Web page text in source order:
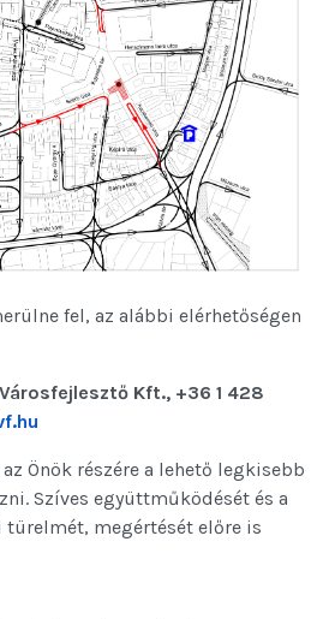
fel, az alábbi elérhetőségen
Kft., +36 1 428
Önök részére a lehető legkisebb
Szíves együttműködését és a
megértését előre is